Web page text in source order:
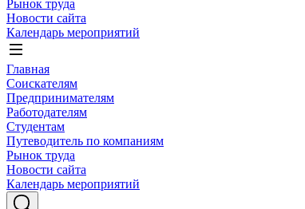
Рынок труда
Новости сайта
Календарь мероприятий
Главная
Соискателям
Предпринимателям
Работодателям
Студентам
Путеводитель по компаниям
Рынок труда
Новости сайта
Календарь мероприятий